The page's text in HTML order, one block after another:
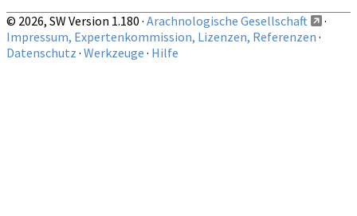
© 2026, SW Version 1.180 · Arachnologische Gesellschaft
·
Impressum, Expertenkommission, Lizenzen, Referenzen ·
Datenschutz · Werkzeuge · Hilfe